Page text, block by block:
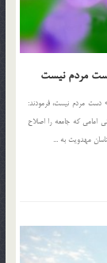
دست مردم نیست
دست مردم نیست، فرمودند:
امامی که جامعه را اصلاح
مهدویت به ...